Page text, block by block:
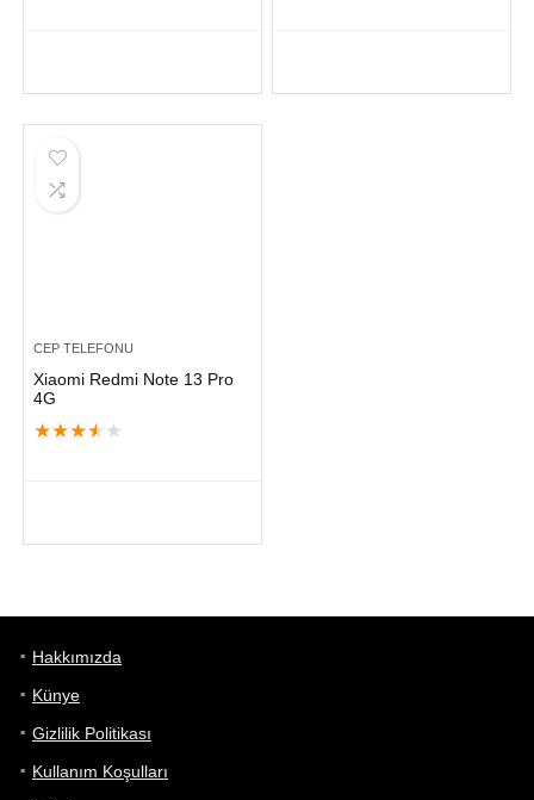
CEP TELEFONU
Xiaomi Redmi Note 13 Pro
4G
★★★★ ★
Hakkımızda
Künye
Gizlilik Politikası
Kullanım Koşulları